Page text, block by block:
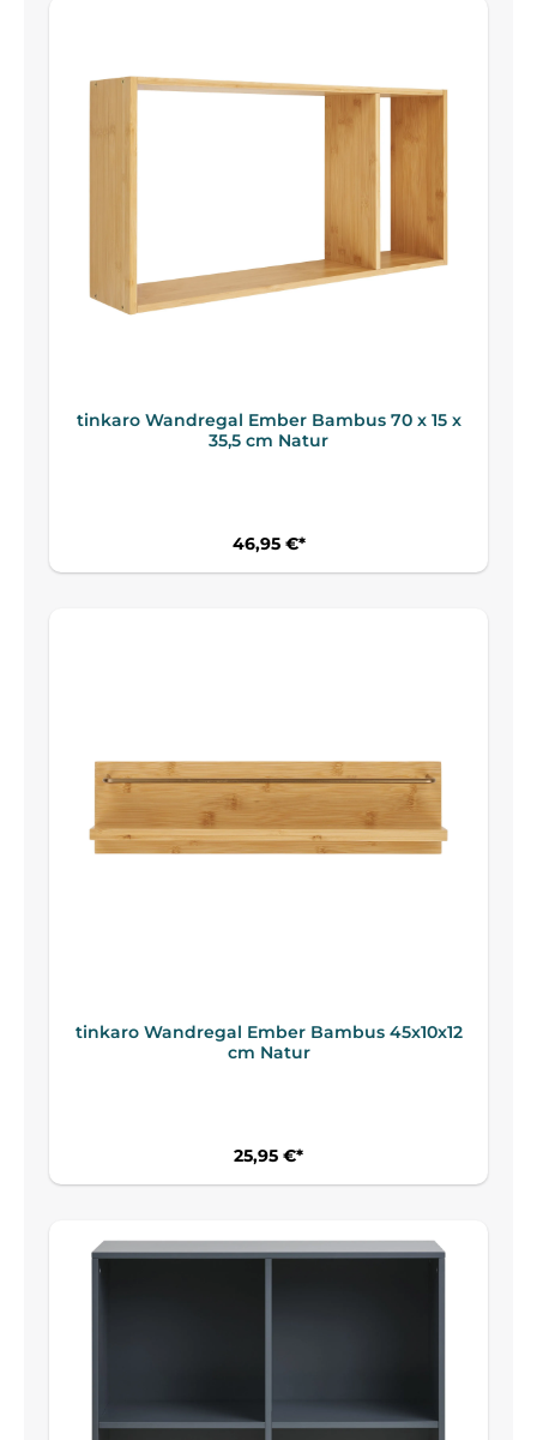
tinkaro Wandregal Ember Bambus 70 x 15 x
35,5 cm Natur
46,95 €*
tinkaro Wandregal Ember Bambus 45x10x12
cm Natur
25,95 €*